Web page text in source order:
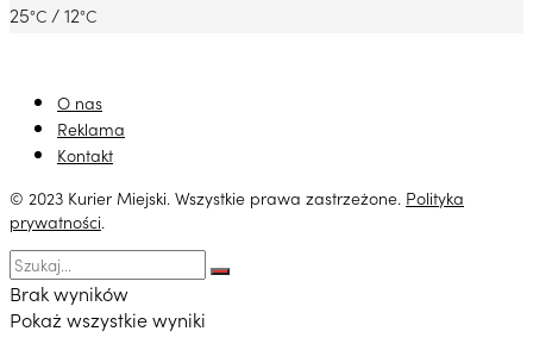
25°C / 12°C
O nas
Reklama
Kontakt
© 2023 Kurier Miejski. Wszystkie prawa zastrzeżone. Polityka
prywatności.
Brak wyników
Pokaż wszystkie wyniki